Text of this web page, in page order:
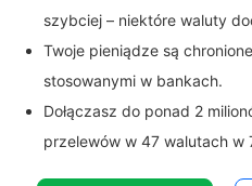
szybciej – niektóre waluty
Twoje pieniądze są
stosowanymi w bankach.
Dołączasz do ponad 2
przelewów w 47 walutach w